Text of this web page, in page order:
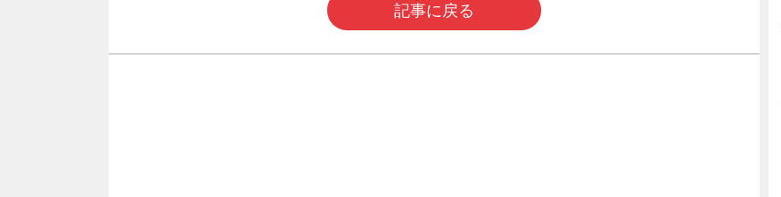
記事に戻る